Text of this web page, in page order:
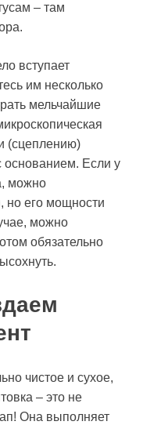
– там
вступает
им несколько
мельчайшие
(сцеплению)
Если у
можно
но его мощности
можно
обязательно
чистое и сухое,
– это не
Она выполняет